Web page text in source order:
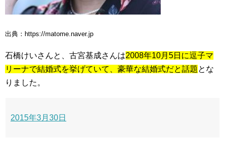
出典：https://matome.naver.jp
石橋けいさんと、古宮基成さんは2008年10月5日に逗子マ
リーナで結婚式を挙げていて、豪華な結婚式だと話題とな
りました。
2015年3月30日